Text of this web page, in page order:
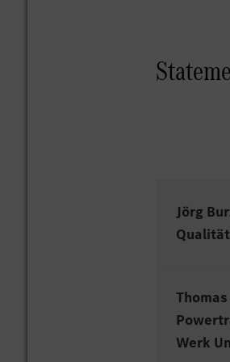
Jörg
„Der
ist der
Werk